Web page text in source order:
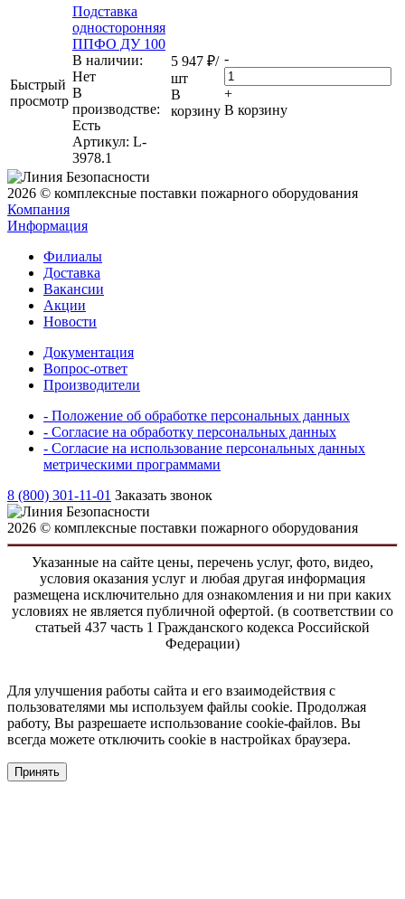
Быстрый
просмотр
Подставка
односторонняя
ППФО ДУ 100
В наличии:
Нет
В
производстве:
Есть
Артикул: L-
3978.1
5 947 ₽/
шт
В
корзину
-
+
В корзину
2026 © комплексные поставки пожарного оборудования
Компания
Информация
Филиалы
Доставка
Вакансии
Акции
Новости
Документация
Вопрос-ответ
Производители
- Положение об обработке персональных данных
- Согласие на обработку персональных данных
- Согласие на использование персональных данных
метрическими программами
8 (800) 301-11-01 Заказать звонок
2026 © комплексные поставки пожарного оборудования
Указанные на сайте цены, перечень услуг, фото, видео,
условия оказания услуг и любая другая информация
размещена исключительно для ознакомления и ни при каких
условиях не является публичной офертой. (в соответствии со
статьей 437 часть 1 Гражданского кодекса Российской
Федерации)
Для улучшения работы сайта и его взаимодействия с
пользователями мы используем файлы cookie. Продолжая
работу, Вы разрешаете использование cookie-файлов. Вы
всегда можете отключить cookie в настройках браузера.
Принять